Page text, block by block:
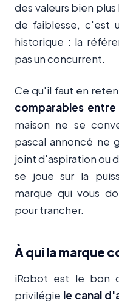
des valeurs bien
de faiblesse, c'est
historique : la
pas un concurrent.
Ce qu'il faut en
comparables entre
maison ne se
pascal annoncé ne
joint d'aspiration ou
se joue sur la
marque qui vous
pour trancher.
À qui la marque
iRobot est le bon
privilégie le canal